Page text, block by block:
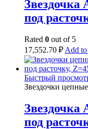
Звездочка
под
Rated 0 out of 5
17,552.70 ₽ Add to
Быстрый
Звездочки цепные
Звездочка
под